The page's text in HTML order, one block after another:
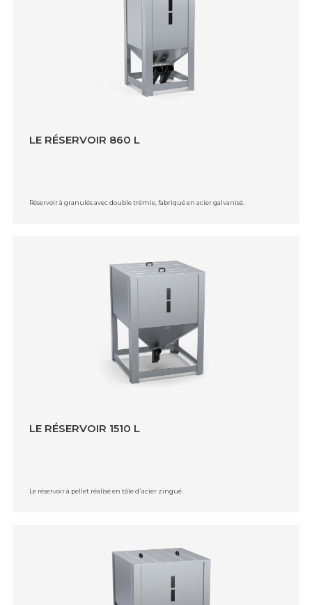
LE RÉSERVOIR 860 L
Réservoir à granulés avec double trémie, fabriqué en acier galvanisé.
LE RÉSERVOIR 1510 L
Le réservoir à pellet réalisé en tôle d᾿acier zingué.